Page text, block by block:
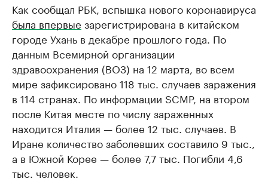
Как сообщал РБК, вспышка нового коронавируса
была впервые зарегистрирована в китайском
городе Ухань в декабре прошлого года. По
данным Всемирной организации
здравоохранения (ВОЗ) на 12 марта, во всем
мире зафиксировано 118 тыс. случаев заражения
в 114 странах. По информации SCMP, на втором
после Китая месте по числу зараженных
находится Италия — более 12 тыс. случаев. В
Иране количество заболевших составило 9 тыс.,
а в Южной Корее — более 7,7 тыс. Погибли 4,6
тыс. человек.